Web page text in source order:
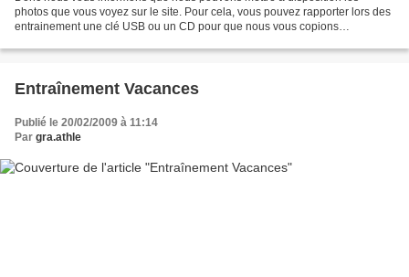
photos que vous voyez sur le site. Pour cela, vous pouvez rapporter lors des
entrainement une clé USB ou un CD pour que nous vous copions
Entraînement Vacances
Publié le 20/02/2009 à 11:14
Par gra.athle